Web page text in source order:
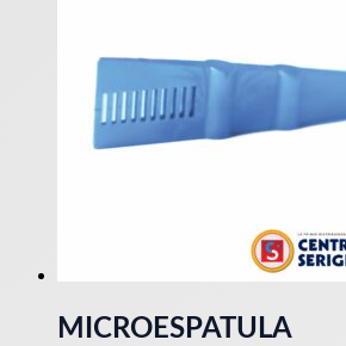
MICROESPATULA